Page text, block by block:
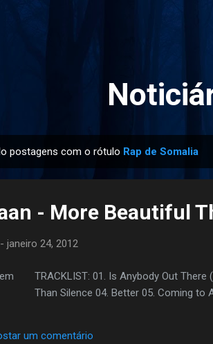
postagens com o rótulo Rap de Somalia
- More Beautiful
- janeiro 24, 2012
TRACKLIST: 01. Is Anybody Out
Than Silence 04. Better 05. Coming to
um comentário